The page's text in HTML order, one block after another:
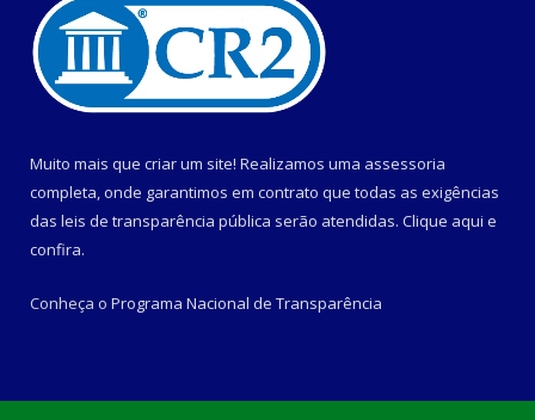
Muito mais que criar um site! Realizamos uma assessoria
completa, onde garantimos em contrato que todas as exigências
das leis de transparência pública serão atendidas. Clique aqui e
confira.
Conheça o Programa Nacional de Transparência